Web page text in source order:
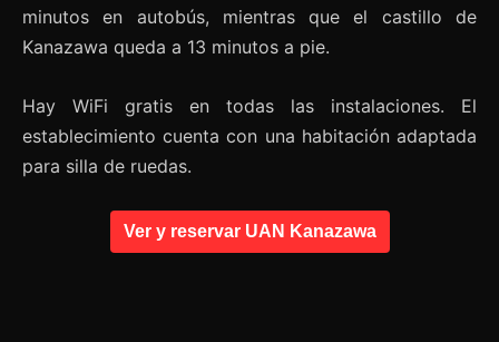
minutos en autobús, mientras que el castillo de
Kanazawa queda a 13 minutos a pie.
Hay WiFi gratis en todas las instalaciones. El
establecimiento cuenta con una habitación adaptada
para silla de ruedas.
Ver y reservar UAN Kanazawa